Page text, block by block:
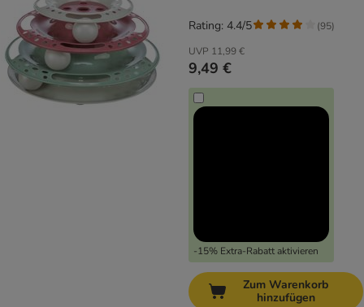
UVP 11,99 €
9,49 €
-15% Extra-Rabatt aktivieren
Rating: 4.4/5 (95)
Zum Warenkorb
hinzufügen